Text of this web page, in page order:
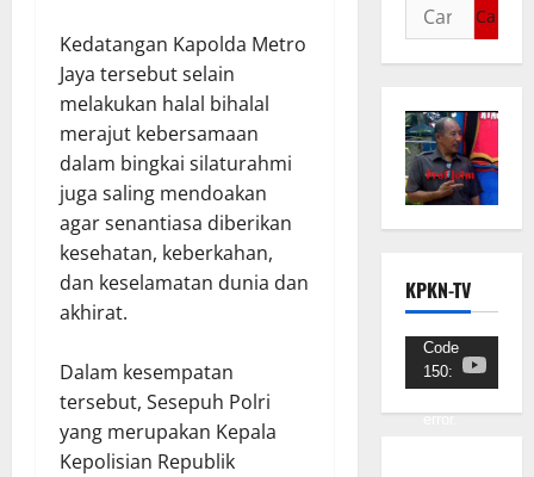
Kedatangan Kapolda Metro
Jaya tersebut selain
melakukan halal bihalal
merajut kebersamaan
dalam bingkai silaturahmi
juga saling mendoakan
agar senantiasa diberikan
kesehatan, keberkahan,
dan keselamatan dunia dan
akhirat.
Dalam kesempatan
tersebut, Sesepuh Polri
yang merupakan Kepala
Kepolisian Republik
KPKN-TV
Pemutar
Video
Code
150:
error.